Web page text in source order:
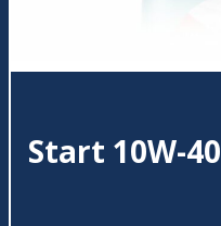
Start 10W-40